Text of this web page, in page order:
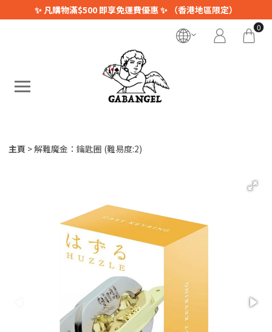
✨ 凡購物滿$500 即享免運費優惠 ✨ （香港地區限定）
0
主頁 解難魔金：鑰匙圈 (難易度:2)